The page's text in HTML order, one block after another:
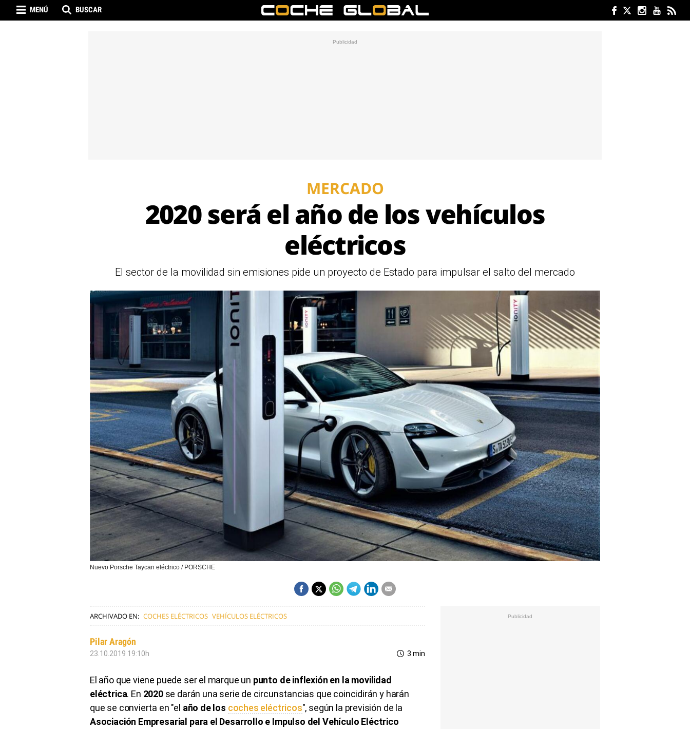
MENÚ BUSCAR
MERCADO
2020 será el año de los vehículos
eléctricos
El sector de la movilidad sin emisiones pide un proyecto de Estado para impulsar el salto del mercado
Nuevo Porsche Taycan eléctrico / PORSCHE
ARCHIVADO EN: COCHES ELÉCTRICOS VEHÍCULOS ELÉCTRICOS
Pilar Aragón
23.10.2019 19:10h 3 min
El año que viene puede ser el marque un punto de inflexión en la movilidad
eléctrica. En 2020 se darán una serie de circunstancias que coincidirán y harán
que se convierta en "el año de los coches eléctricos", según la previsión de la
Asociación Empresarial para el Desarrollo e Impulso del Vehículo Eléctrico